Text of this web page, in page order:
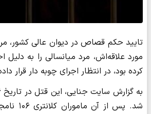
تایید حکم قصاص در دیوان عالی کشور،
مورد علاقه‌اش، مرد میانسالی را به
کرده بود، در انتظار اجرای چوبه دار قرار
شد. پس